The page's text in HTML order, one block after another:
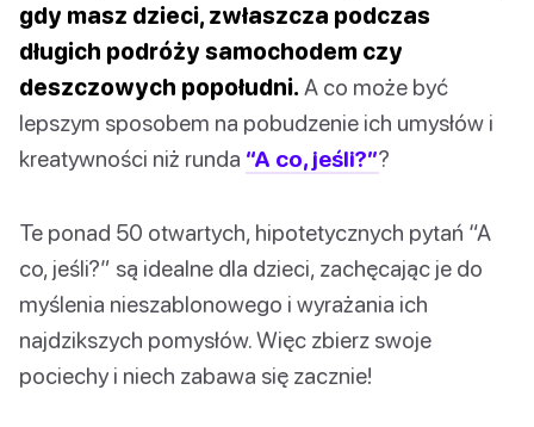
gdy masz dzieci, zwłaszcza podczas
długich podróży samochodem czy
deszczowych popołudni. A co może być
lepszym sposobem na pobudzenie ich umysłów i
kreatywności niż runda “A co, jeśli?”?
Te ponad 50 otwartych, hipotetycznych pytań “A
co, jeśli?” są idealne dla dzieci, zachęcając je do
myślenia nieszablonowego i wyrażania ich
najdzikszych pomysłów. Więc zbierz swoje
pociechy i niech zabawa się zacznie!